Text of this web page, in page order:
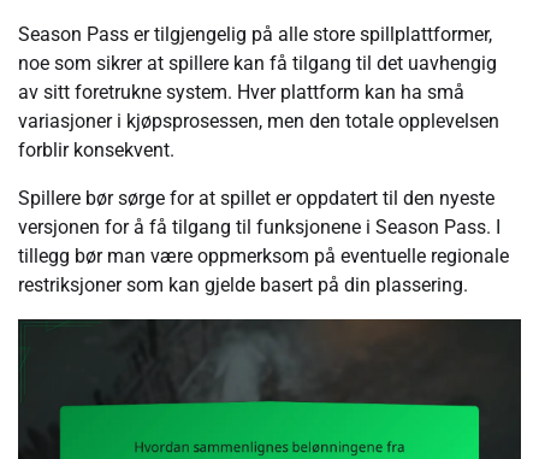
Season Pass er tilgjengelig på alle store spillplattformer,
noe som sikrer at spillere kan få tilgang til det uavhengig
av sitt foretrukne system. Hver plattform kan ha små
variasjoner i kjøpsprosessen, men den totale opplevelsen
forblir konsekvent.
Spillere bør sørge for at spillet er oppdatert til den nyeste
versjonen for å få tilgang til funksjonene i Season Pass. I
tillegg bør man være oppmerksom på eventuelle regionale
restriksjoner som kan gjelde basert på din plassering.